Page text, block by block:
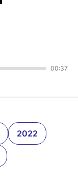
00:37
2022